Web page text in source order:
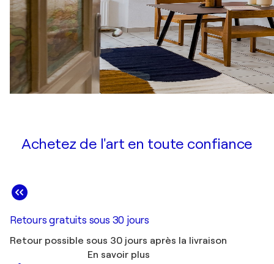
Achetez de l'art en toute confiance
Retours gratuits sous 30 jours
Retour possible sous 30 jours après la livraison
En savoir plus